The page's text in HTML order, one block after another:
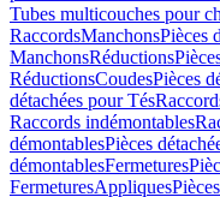
Tubes multicouches pour
RaccordsManchonsPièces
ManchonsRéductions
RéductionsCoudesPièces
détachées pour Tés
Raccords indémontables
démontablesPièces
démontablesFermetures
FermeturesAppliques